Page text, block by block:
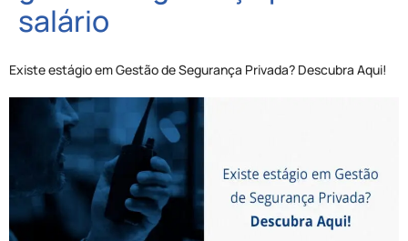
salário
Existe estágio em Gestão de Segurança Privada? Descubra Aqui!